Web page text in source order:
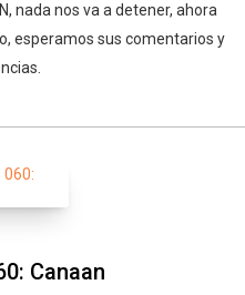
nada nos va a detener, ahora
esperamos sus comentarios y
Canaan